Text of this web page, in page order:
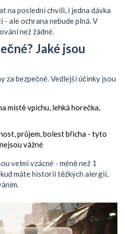
na poslední chvíli, i jedna dávka
- ale ochrana nebude plná. V
než žádné.
Jaké jsou
za bezpečné. Vedlejší účinky jsou
místě vpichu, lehká horečka,
průjem, bolest břicha - tyto
vážné
velmi vzácné - méně než 1
máte historii těžkých alergií,